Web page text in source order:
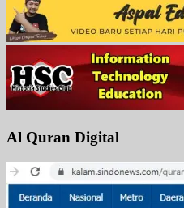
Al Quran Digital